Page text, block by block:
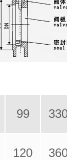
99
120